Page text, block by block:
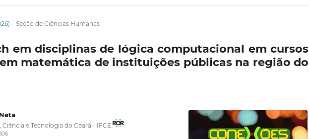
/ Seção de Ciências Humanas
em disciplinas de lógica computacional em cursos
matemática de instituições públicas na região do
e Tecnologia do Ceará - IFCE